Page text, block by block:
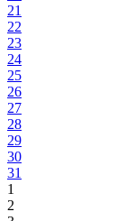
21
22
23
24
25
26
27
28
29
30
31
1
2